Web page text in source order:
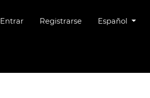
Entrar Registrarse Cambiar el
Español